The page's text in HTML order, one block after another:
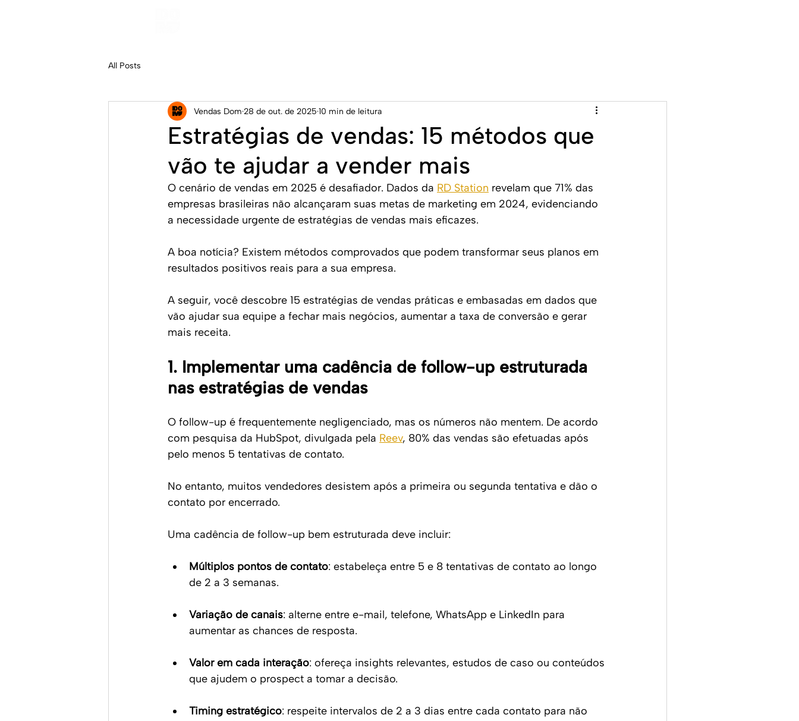
All Posts
Estratégias de vendas: 15 métodos que
vão te ajudar a vender mais
Vendas Dom 28 de out. de 2025 10 min de leitura
O cenário de vendas em 2025 é desafiador. Dados da RD Station revelam que 71% das
empresas brasileiras não alcançaram suas metas de marketing em 2024, evidenciando
a necessidade urgente de estratégias de vendas mais eficazes.
A boa notícia? Existem métodos comprovados que podem transformar seus planos em
resultados positivos reais para a sua empresa.
A seguir, você descobre 15 estratégias de vendas práticas e embasadas em dados que
vão ajudar sua equipe a fechar mais negócios, aumentar a taxa de conversão e gerar
mais receita.
1. Implementar uma cadência de follow-up estruturada
nas estratégias de vendas
O follow-up é frequentemente negligenciado, mas os números não mentem. De acordo
com pesquisa da HubSpot, divulgada pela Reev, 80% das vendas são efetuadas após
pelo menos 5 tentativas de contato.
No entanto, muitos vendedores desistem após a primeira ou segunda tentativa e dão o
contato por encerrado.
Uma cadência de follow-up bem estruturada deve incluir:
Múltiplos pontos de contato: estabeleça entre 5 e 8 tentativas de contato ao longo
de 2 a 3 semanas.
Variação de canais: alterne entre e-mail, telefone, WhatsApp e LinkedIn para
aumentar as chances de resposta.
Valor em cada interação: ofereça insights relevantes, estudos de caso ou conteúdos
que ajudem o prospect a tomar a decisão.
Timing estratégico: respeite intervalos de 2 a 3 dias entre cada contato para não